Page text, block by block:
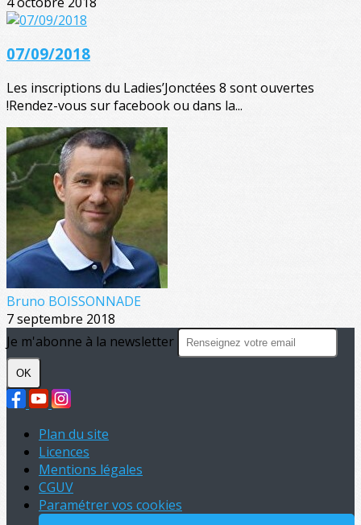
07/09/2018
Les inscriptions du Ladies’Jonctées 8 sont ouvertes
!Rendez-vous sur facebook ou dans la...
Bruno BOISSONNADE
7 septembre 2018
Je m'abonne à la newsletter
OK
Plan du site
Licences
Mentions légales
CGUV
Paramétrer vos cookies